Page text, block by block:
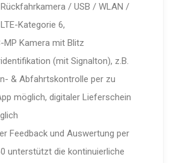
/ USB / WLAN /
Kategorie 6,
MP Kamera mit Blitz
(mit Signalton), z.B.
& Abfahrtskontrolle per zu
möglich, digitaler Lieferschein
Feedback und Auswertung per
unterstützt die kontinuierliche